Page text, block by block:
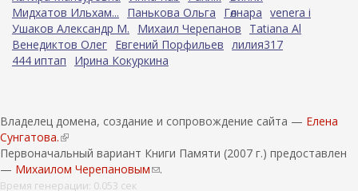
Мидхатов Ильхам...
Панькова Ольга Гөлнара venera i
Ушаков Александр М.
Михаил Черепанов
Tatiana Al
Венедиктов Олег Евгений Порфильев лилия317
444 иптап
Ирина Кокуркина
Владелец домена, создание и сопровождение сайта — Елена
Сунгатова.(
в
н
е
Первоначальный вариант Книги Памяти (2007 г.) предоставлен
— Михаилом Черепановым( .
Время генерации: 0.053 сек